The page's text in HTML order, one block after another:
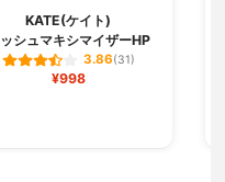
KATE(ケイト)
シュマキシマイザーHP
3.86(31)
¥998